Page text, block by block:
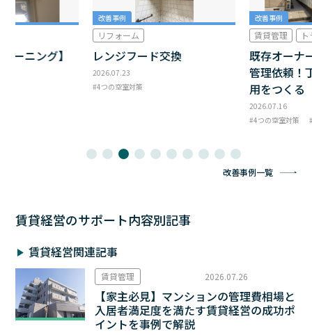
ーニング】
改善事例
リフォーム
レンジフード交換
2026.07.23
4つの空室対策
改善事例
賃貸管理
既存オーナ
管理依頼！
用をつくる
2026.07.16
4つの空室対策
改善事例一覧
賃貸経営のサポート内容別記事
賃貸経営関連記事
賃貸管理 2026.07.26
【家主必見】マンションの管理費相場と
入居者満足度を満たす賃貸経営の成功ポ
イントを事例で解説